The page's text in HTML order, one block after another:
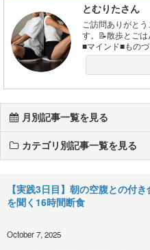
とむりたさん
ご訪問ありがと
す。📝散歩とご
■マインド■もの
月別記事一覧を見る
カテゴリ別記事一覧を見る
【実践3日目】朝の空腹との付
を聞く16時間断食
October 7, 2025